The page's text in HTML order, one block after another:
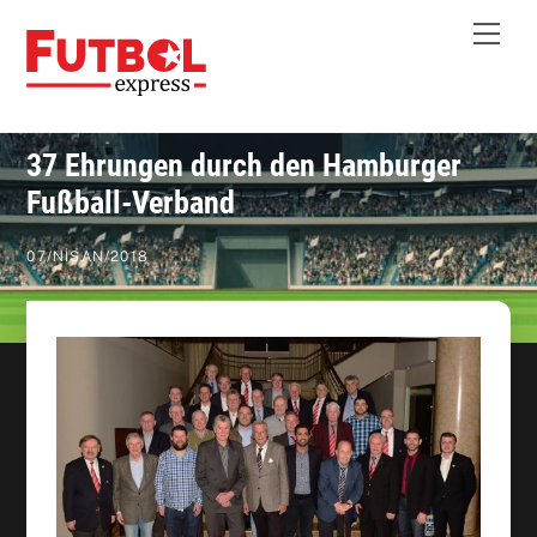
content
37 Ehrungen durch den Hamburger
Fußball-Verband
07/NISAN/2018